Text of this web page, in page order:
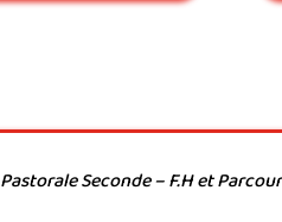
Pastorale Seconde – F.H et